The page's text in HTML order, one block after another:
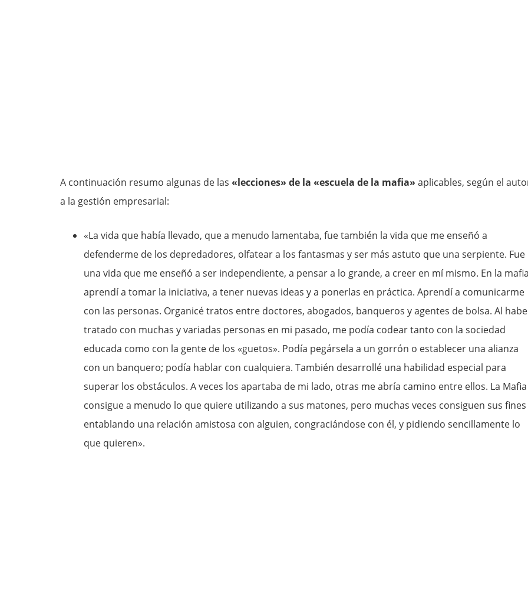
A continuación resumo algunas de las «lecciones» de la «escuela de la mafia» aplicables, según el
a la gestión empresarial:
«La vida que había llevado, que a menudo lamentaba, fue también la vida que me enseñó a
defenderme de los depredadores, olfatear a los fantasmas y ser más astuto que una serpiente. Fue
una vida que me enseñó a ser independiente, a pensar a lo grande, a creer en mí mismo. En la
aprendí a tomar la iniciativa, a tener nuevas ideas y a ponerlas en práctica. Aprendí a comunicarme
con las personas. Organicé tratos entre doctores, abogados, banqueros y agentes de bolsa. Al
tratado con muchas y variadas personas en mi pasado, me podía codear tanto con la sociedad
educada como con la gente de los «guetos». Podía pegársela a un gorrón o establecer una alianza
con un banquero; podía hablar con cualquiera. También desarrollé una habilidad especial para
superar los obstáculos. A veces los apartaba de mi lado, otras me abría camino entre ellos. La Mafia
consigue a menudo lo que quiere utilizando a sus matones, pero muchas veces consiguen sus fines
entablando una relación amistosa con alguien, congraciándose con él, y pidiendo sencillamente lo
que quieren».